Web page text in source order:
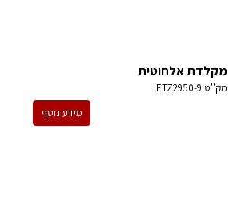
מקלדת אלחוטית
מק''ט ETZ2950-9
מידע נוסף